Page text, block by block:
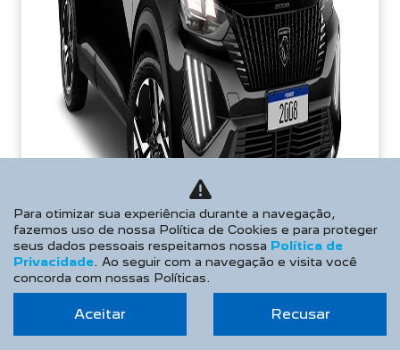
Para otimizar sua experiência durante a navegação,
fazemos uso de nossa Política de Cookies e para proteger
seus dados pessoais respeitamos nossa Política de
Privacidade. Ao seguir com a navegação e visita você
concorda com nossas Políticas.
Aceitar Recusar